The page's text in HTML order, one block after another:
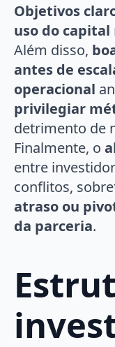
Objetivos
uso do capital
Além disso,
antes de
operacional
privilegiar
detrimento de
Finalmente, o
entre
conflitos,
atraso ou
da parceria.